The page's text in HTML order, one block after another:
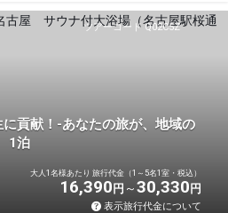
ツアーコード Q02C5Z
貢献！-あなたの旅が、地域の
1泊
大人1名様あたり 旅行代金（1～5名1室・税込）
16,390 円 30,330 円
表示旅行代金について